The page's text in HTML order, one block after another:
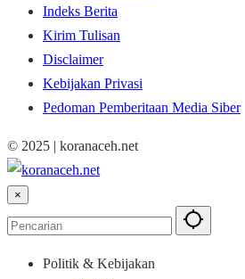
Indeks Berita
Kirim Tulisan
Disclaimer
Kebijakan Privasi
Pedoman Pemberitaan Media Siber
© 2025 | koranaceh.net
×
Politik & Kebijakan